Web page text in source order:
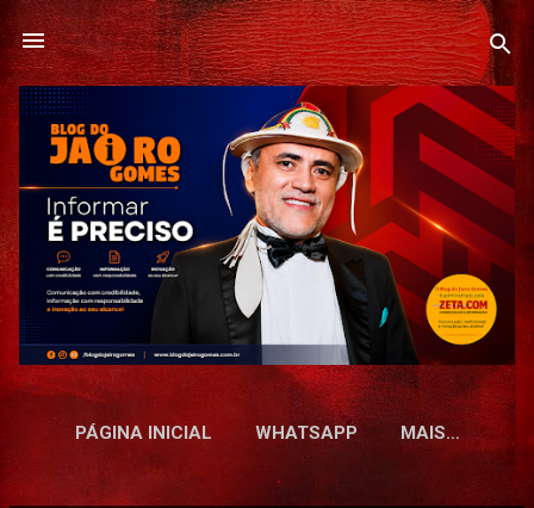
Pular para o conteúdo principal
PÁGINA INICIAL WHATSAPP MAIS…